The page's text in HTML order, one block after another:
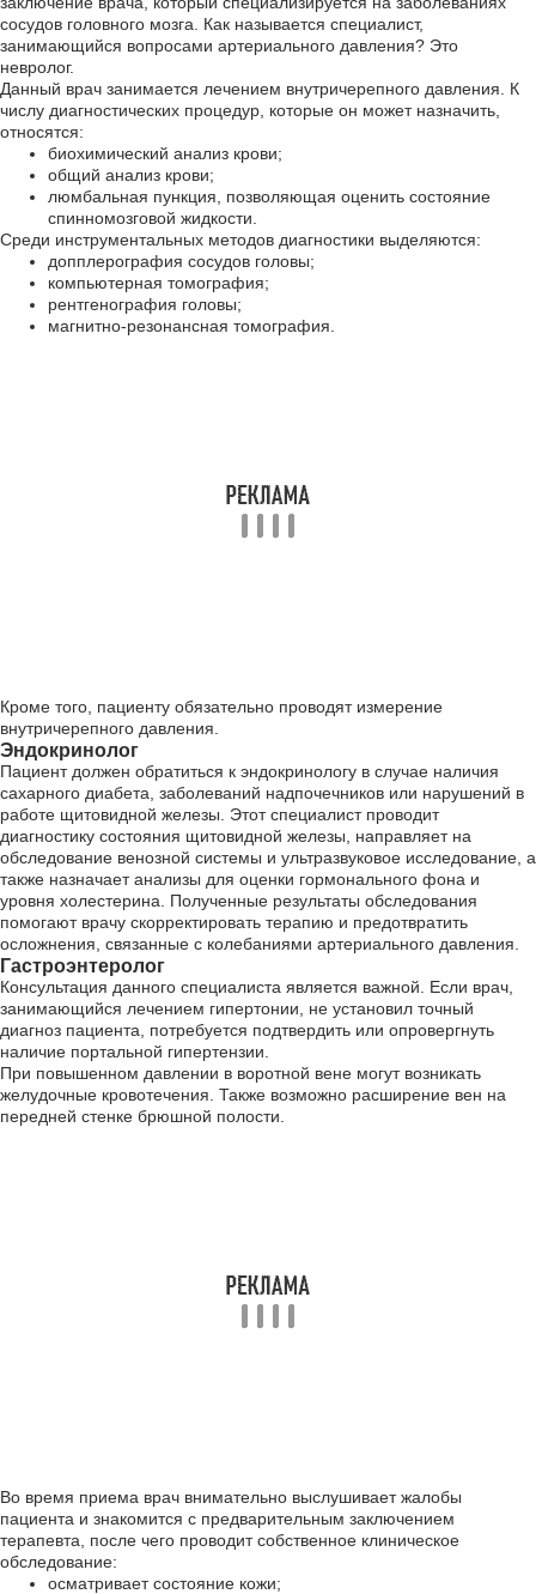
сосудов головного мозга. Как называется специалист,
занимающийся вопросами артериального давления? Это
невролог.
Данный врач занимается лечением внутричерепного давления. К
числу диагностических процедур, которые он может назначить,
относятся:
биохимический анализ крови;
общий анализ крови;
люмбальная пункция, позволяющая оценить состояние
спинномозговой жидкости.
Среди инструментальных методов диагностики выделяются:
допплерография сосудов головы;
компьютерная томография;
рентгенография головы;
магнитно-резонансная томография.
Кроме того, пациенту обязательно проводят измерение
внутричерепного давления.
Эндокринолог
Пациент должен обратиться к эндокринологу в случае наличия
сахарного диабета, заболеваний надпочечников или нарушений в
работе щитовидной железы. Этот специалист проводит
диагностику состояния щитовидной железы, направляет на
обследование венозной системы и ультразвуковое исследование, а
также назначает анализы для оценки гормонального фона и
уровня холестерина. Полученные результаты обследования
помогают врачу скорректировать терапию и предотвратить
осложнения, связанные с колебаниями артериального давления.
Гастроэнтеролог
Консультация данного специалиста является важной. Если врач,
занимающийся лечением гипертонии, не установил точный
диагноз пациента, потребуется подтвердить или опровергнуть
наличие портальной гипертензии.
При повышенном давлении в воротной вене могут возникать
желудочные кровотечения. Также возможно расширение вен на
передней стенке брюшной полости.
Во время приема врач внимательно выслушивает жалобы
пациента и знакомится с предварительным заключением
терапевта, после чего проводит собственное клиническое
обследование:
осматривает состояние кожи;